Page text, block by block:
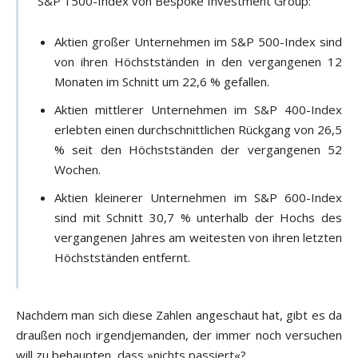
Aktien großer Unternehmen im S&P 500-Index sind
von ihren Höchstständen in den vergangenen 12
Monaten im Schnitt um 22,6 % gefallen.
Aktien mittlerer Unternehmen im S&P 400-Index
erlebten einen durchschnittlichen Rückgang von 26,5
% seit den Höchstständen der vergangenen 52
Wochen.
Aktien kleinerer Unternehmen im S&P 600-Index
sind mit Schnitt 30,7 % unterhalb der Hochs des
vergangenen Jahres am weitesten von ihren letzten
Höchstständen entfernt.
Nachdem man sich diese Zahlen angeschaut hat, gibt es da
draußen noch irgendjemanden, der immer noch versuchen